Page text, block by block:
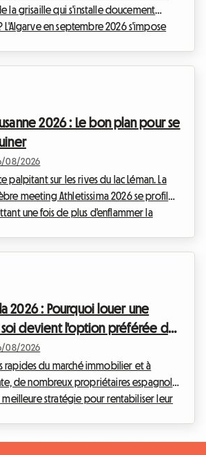
la grisaille qui s'installe doucement
L'Algarve en septembre 2026 s'impose
un obstacle de ...
2026 : Le bon plan pour se
08/2026
palpitant sur les rives du lac Léman. La
meeting Athletissima 2026 se profile
une fois de plus d'enflammer la
de dépense le plu...
2026 : Pourquoi louer une
devient l'option préférée des
Espagne
08/2026
rapides du marché immobilier et à
de nombreux propriétaires espagnols
meilleure stratégie pour rentabiliser leur